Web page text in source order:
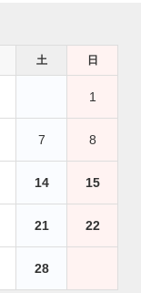
土 日
1
7 8
14 15
21 22
28